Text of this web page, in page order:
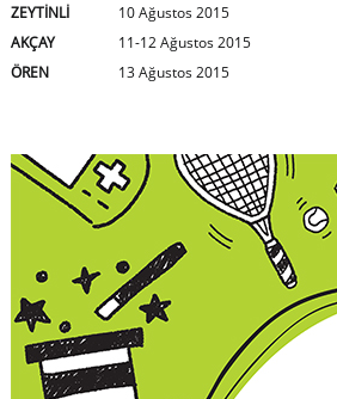
ZEYTİNLİ
10 Ağustos 2015
AKÇAY
11-12 Ağustos 2015
ÖREN
13 Ağustos 2015